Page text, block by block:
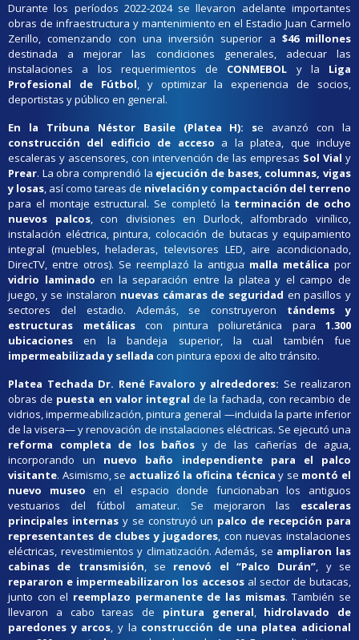
Durante los períodos 2022-2024 se llevaron adelante importantes
obras de infraestructura y mantenimiento en el Estadio Juan Carmelo
Zerillo, comenzando con una inversión superior a $46 millones
destinada a mejorar las condiciones generales, adecuar las
instalaciones a los requerimientos de CONMEBOL y la Liga
Profesional de Fútbol, y optimizar la experiencia de socios,
deportistas y público en general.
En la Tribuna Néstor Basile (Platea H): se avanzó con la
construcción del edificio de acceso a la platea, que incluye
escaleras y ascensores, con intervención de las empresas Sol Vial y
Prear. La obra comprendió la ejecución de bases, columnas, vigas
y losas, así como tareas de nivelación y compactación del terreno
para el montaje estructural. Se completó la terminación de ocho
nuevos palcos, con divisiones en Durlock, alfombrado vinílico,
instalación eléctrica, pintura, colocación de butacas y equipamiento
integral (muebles, heladeras, televisores LED, aire acondicionado,
DirecTV, entre otros). Se reemplazó la antigua malla metálica por
vidrio laminado en la separación entre la platea y el campo de
juego, y se instalaron nuevas cámaras de seguridad en pasillos y
sectores del estadio. Además, se construyeron tándems y
estructuras metálicascon pintura poliuretánica para 1.300
ubicaciones en la bandeja superior, la cual también fue
impermeabilizada y sellada con pintura epoxi de alto tránsito.
Platea Techada Dr. René Favaloro y alrededores: Se realizaron
obras de puesta en valor integral de la fachada, con recambio de
vidrios, impermeabilización, pintura general —incluida la parte inferior
de la visera— y renovación de instalaciones eléctricas. Se ejecutó una
reforma completa de los baños y de las cañerías de agua,
incorporando un nuevo baño independiente para el palco
visitante. Asimismo, se actualizó la oficina técnica y se montó el
nuevo museo en el espacio donde funcionaban los antiguos
vestuarios del fútbol amateur. Se mejoraron las escaleras
principales internasy se construyó un palco de recepción para
representantes de clubes y jugadores, con nuevas instalaciones
eléctricas, revestimientos y climatización. Además, se ampliaron las
cabinas de transmisión, se renovó el “Palco Durán”, y se
repararon e impermeabilizaron los accesosal sector de butacas,
junto con el reemplazo permanente de las mismas. También se
llevaron a cabo tareas de pintura general, hidrolavado de
paredones y arcos, y la construcción de una platea adicional